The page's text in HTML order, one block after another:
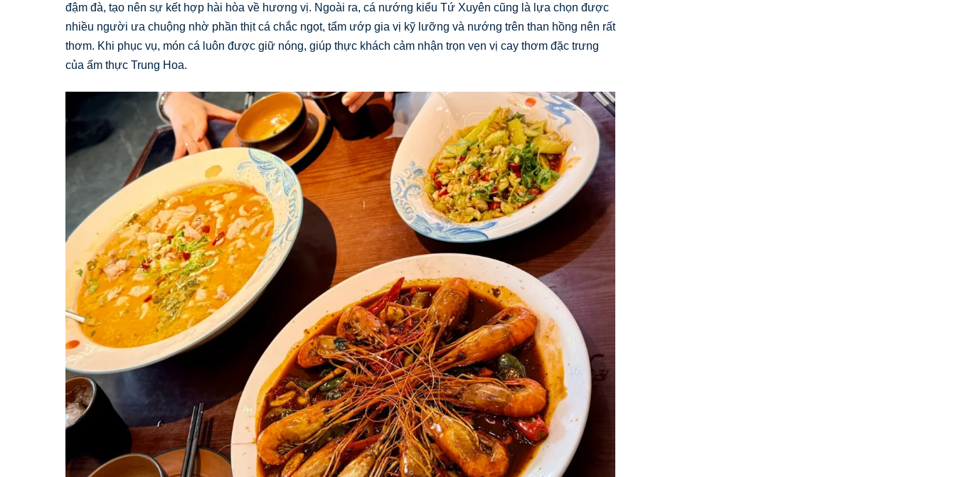
đậm đà, tạo nên sự kết hợp hài hòa về hương vị. Ngoài ra, cá nướng kiểu Tứ Xuyên cũng là lựa chọn được
nhiều người ưa chuộng nhờ phần thịt cá chắc ngọt, tẩm ướp gia vị kỹ lưỡng và nướng trên than hồng nên rất
thơm. Khi phục vụ, món cá luôn được giữ nóng, giúp thực khách cảm nhận trọn vẹn vị cay thơm đặc trưng
của ẩm thực Trung Hoa.